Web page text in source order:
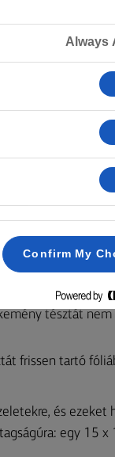
idő
a fagyasztóba
a vizet és a
és a sót,
tésztát nem
frissen tartó
és
egy 15
Always
Confirm My